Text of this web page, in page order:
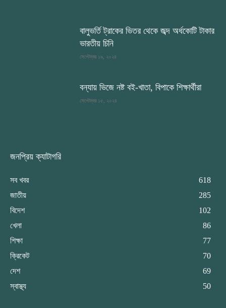
বালুভর্তি ট্রাকের ভিতর থেকে জব্দ অর্ধকোটি টাকার
ভারতীয় চিনি
সেপ্টেম্বর ১৯, ২০২৪
বন্যায় ভিজে নষ্ট বই-খাতা, বিপাকে শিক্ষার্থীরা
সেপ্টেম্বর ১৫, ২০২৪
জনপ্রিয় ক্যাটাগরি
সব খবর
618
জাতীয়
285
বিদেশ
102
খেলা
86
শিক্ষা
77
ক্রিকেট
70
দেশ
69
স্বাস্থ্য
50